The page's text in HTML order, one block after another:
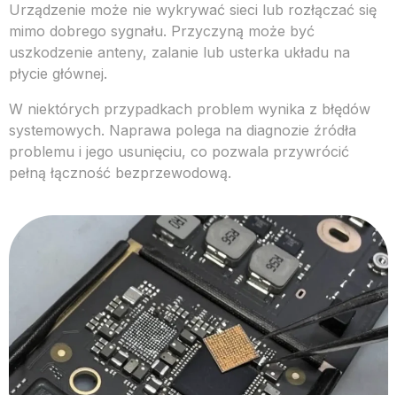
Urządzenie może nie wykrywać sieci lub rozłączać się
mimo dobrego sygnału. Przyczyną może być
uszkodzenie anteny, zalanie lub usterka układu na
płycie głównej.
W niektórych przypadkach problem wynika z błędów
systemowych. Naprawa polega na diagnozie źródła
problemu i jego usunięciu, co pozwala przywrócić
pełną łączność bezprzewodową.